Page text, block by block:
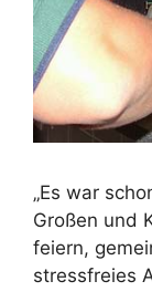
„Es war
Großen und
feiern,
stressfreies